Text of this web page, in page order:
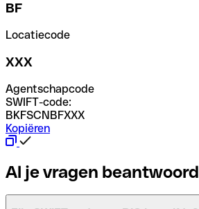
BF
Locatiecode
XXX
Agentschapcode
SWIFT-code:
BKFSCNBFXXX
Kopiëren
Al je vragen beantwoord